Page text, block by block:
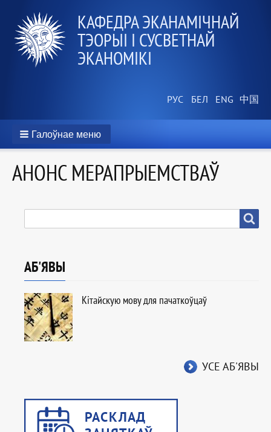
КАФЕДРА ЭКАНАМІЧНАЙ
ТЭОРЫІ І СУСВЕТНАЙ
ЭКАНОМІКІ
Галоўнае меню
АНОНС МЕРАПРЫЕМСТВАЎ
АБ'ЯВЫ
Кітайскую мову для пачаткоўцаў
УСЕ АБ'ЯВЫ